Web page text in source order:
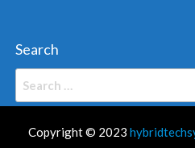
Search
Copyright © 2023